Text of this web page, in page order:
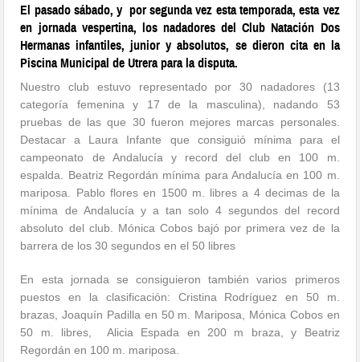
El pasado sábado, y por segunda vez esta temporada, esta vez
en jornada vespertina, los nadadores del Club Natación Dos
Hermanas infantiles, junior y absolutos, se dieron cita en la
Piscina Municipal de Utrera para la disputa.
Nuestro club estuvo representado por 30 nadadores (13
categoría femenina y 17 de la masculina), nadando 53
pruebas de las que 30 fueron mejores marcas personales.
Destacar a Laura Infante que consiguió mínima para el
campeonato de Andalucía y record del club en 100 m.
espalda. Beatriz Regordán mínima para Andalucía en 100 m.
mariposa. Pablo flores en 1500 m. libres a 4 decimas de la
mínima de Andalucía y a tan solo 4 segundos del record
absoluto del club. Mónica Cobos bajó por primera vez de la
barrera de los 30 segundos en el 50 libres
En esta jornada se consiguieron también varios primeros
puestos en la clasificación: Cristina Rodríguez en 50 m.
brazas, Joaquín Padilla en 50 m. Mariposa, Mónica Cobos en
50 m. libres, Alicia Espada en 200 m braza, y Beatriz
Regordán en 100 m. mariposa.